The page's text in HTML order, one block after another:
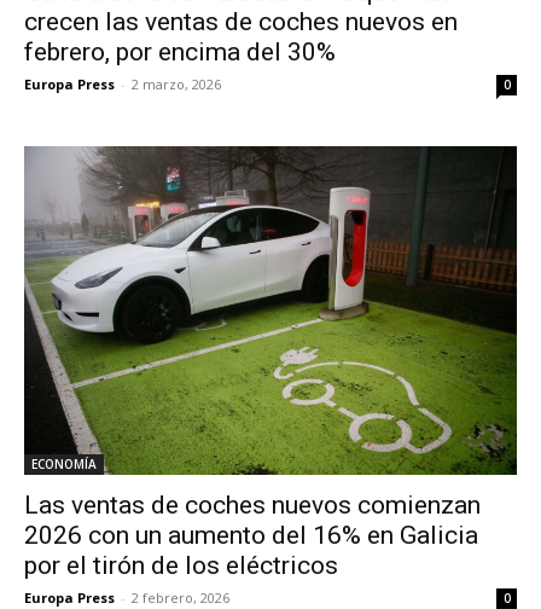
crecen las ventas de coches nuevos en
febrero, por encima del 30%
Europa Press - 2 marzo, 2026 0
ECONOMÍA
Las ventas de coches nuevos comienzan
2026 con un aumento del 16% en Galicia
por el tirón de los eléctricos
Europa Press - 2 febrero, 2026 0